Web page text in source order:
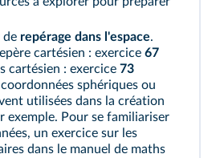
de repérage dans l'espace.
cartésien : exercice 67
cartésien : exercice 73
sphériques ou
utilisées dans la création
exemple. Pour se familiariser
un exercice sur les
dans le manuel de maths